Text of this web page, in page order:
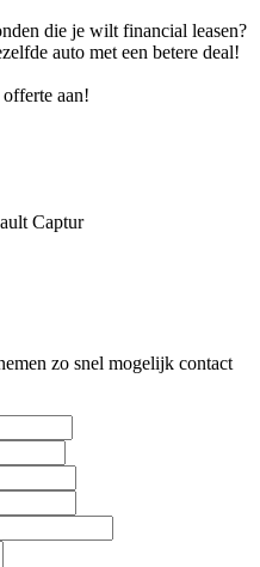
die je wilt financial leasen?
auto met een betere deal!
aan!
Captur
zo snel mogelijk contact